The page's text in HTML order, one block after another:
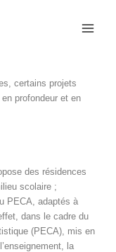
certains projets
profondeur et en
des résidences
scolaire ;
PECA, adaptés à
dans le cadre du
(PECA), mis en
la